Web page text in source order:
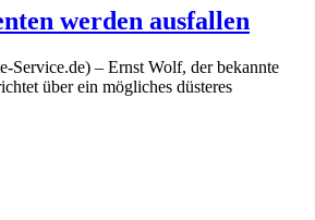
werden ausfallen
Service.de) – Ernst Wolf, der bekannte
über ein mögliches düsteres